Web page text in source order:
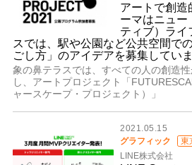
アートで創造
ーマはニュー
ティブ）ライ
スでは、駅や公園など公共空間で
ごし方」のアイデアを募集していま
象の鼻テラスでは、すべての人の創造
し、アートプロジェクト「
ャースケープ・プロジェクト）」
2021.05.15
グラフィック
東
LINE株式会社